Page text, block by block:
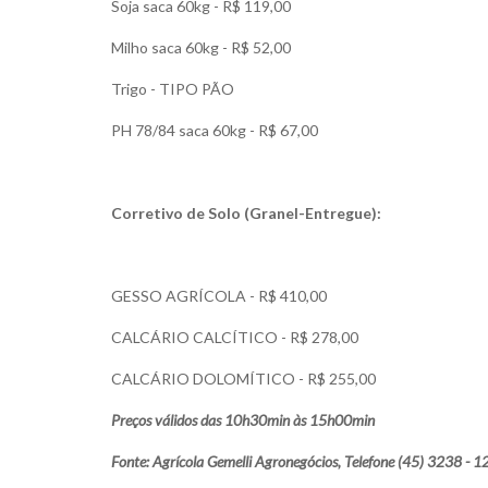
Soja saca 60kg - R$ 119,00
Milho saca 60kg - R$ 52,00
Trigo - TIPO PÃO
PH 78/84 saca 60kg - R$ 67,00
Corretivo de Solo (Granel-Entregue):
GESSO AGRÍCOLA - R$ 410,00
CALCÁRIO CALCÍTICO - R$ 278,00
CALCÁRIO DOLOMÍTICO - R$ 255,00
Preços válidos das 10h30min às 15h00min
Fonte: Agrícola Gemelli Agronegócios, Telefone (45) 3238 -